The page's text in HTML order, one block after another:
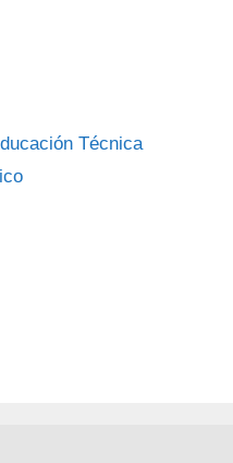
Técnica